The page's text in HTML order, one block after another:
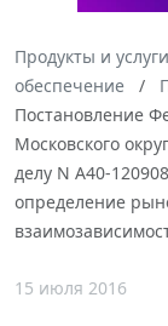
Продукты и услуги
обеспечение
Постановление
Московского
делу N А40-
определение
15 июля 2016